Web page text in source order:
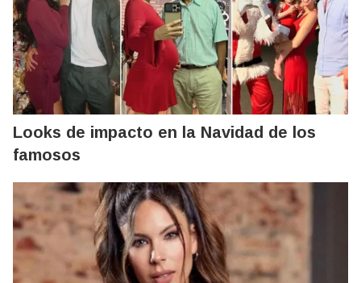
Looks de impacto en la Navidad de los
famosos